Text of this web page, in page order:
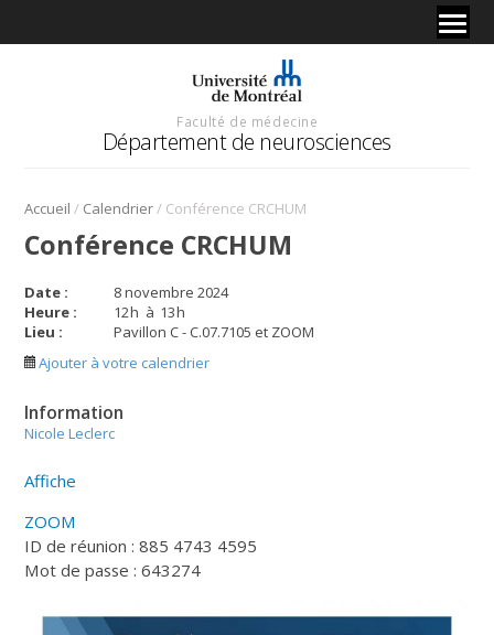
Faculté de médecine
Département de neurosciences
Accueil / Calendrier/ Conférence CRCHUM
Conférence CRCHUM
Date :
8 novembre 2024
Heure :
12h à 13h
Lieu :
Pavillon C - C.07.7105 et ZOOM
Ajouter à votre calendrier
Information
Nicole Leclerc
Affiche
ZOOM
ID de réunion : 885 4743 4595
Mot de passe : 643274